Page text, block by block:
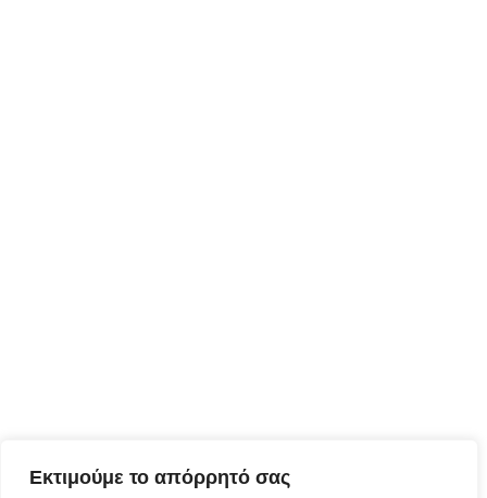
Εκτιμούμε το απόρρητό σας